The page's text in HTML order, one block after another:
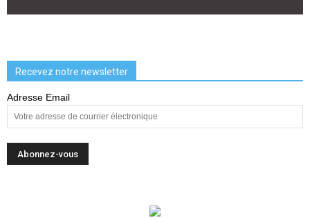
Recevez notre newsletter
Adresse Email